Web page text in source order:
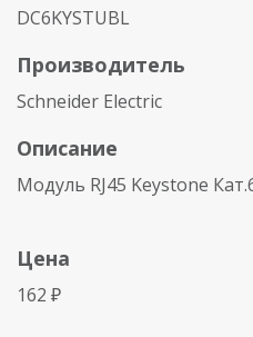
DC6KYSTUBL
Производитель
Schneider Electric
Описание
Модуль RJ45 Keystone
Цена
162 ₽